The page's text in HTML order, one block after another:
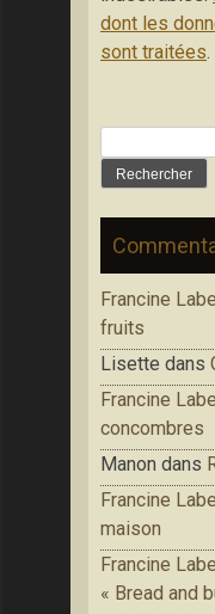
dont les
sont traitées.
Francine
fruits
Lisette dans
Francine
concombres
Manon dans
Francine
maison
Francine
« Bread and